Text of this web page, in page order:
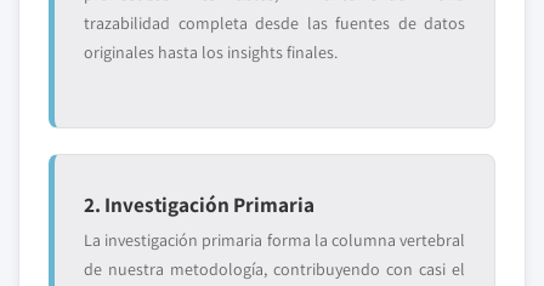
trazabilidad completa desde las fuentes de datos
originales hasta los insights finales.
2. Investigación Primaria
La investigación primaria forma la columna vertebral
de nuestra metodología, contribuyendo con casi el